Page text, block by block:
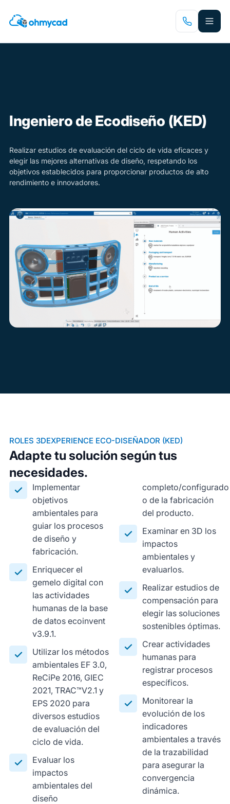
al
Ingeniero de Ecodiseño (KED)
Realizar estudios de evaluación del ciclo de vida eficaces y
elegir las mejores alternativas de diseño, respetando los
objetivos establecidos para proporcionar productos de alto
rendimiento e innovadores.
ROLES 3DEXPERIENCE ECO-DISEÑADOR (KED)
Adapte tu solución según tus
necesidades.
Implementar
objetivos
ambientales para
guiar los procesos
de diseño y
fabricación.
Enriquecer el
gemelo digital con
las actividades
humanas de la base
de datos ecoinvent
v3.9.1.
Utilizar los métodos
ambientales EF 3.0,
ReCiPe 2016, GIEC
2021, TRAC™V2.1 y
EPS 2020 para
diversos estudios
de evaluación del
ciclo de vida.
Evaluar los
impactos
ambientales del
diseño
completo/configurado
o de la fabricación
del producto.
Examinar en 3D los
impactos
ambientales y
evaluarlos.
Realizar estudios de
compensación para
elegir las soluciones
sostenibles óptimas.
Crear actividades
humanas para
registrar procesos
específicos.
Monitorear la
evolución de los
indicadores
ambientales a través
de la trazabilidad
para asegurar la
convergencia
dinámica.